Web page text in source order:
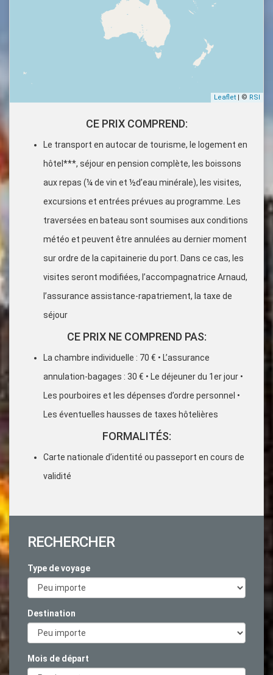
Leaflet | © RSI
CE PRIX COMPREND:
Le transport en autocar de tourisme, le logement en
hôtel***, séjour en pension complète, les boissons
aux repas (¼ de vin et ½d’eau minérale), les visites,
excursions et entrées prévues au programme. Les
traversées en bateau sont soumises aux conditions
météo et peuvent être annulées au dernier moment
sur ordre de la capitainerie du port. Dans ce cas, les
visites seront modifiées, l’accompagnatrice Arnaud,
l’assurance assistance-rapatriement, la taxe de
séjour
CE PRIX NE COMPREND PAS:
La chambre individuelle : 70 € • L’assurance
annulation-bagages : 30 € • Le déjeuner du 1er jour •
Les pourboires et les dépenses d’ordre personnel •
Les éventuelles hausses de taxes hôtelières
FORMALITÉS:
Carte nationale d’identité ou passeport en cours de
validité
RECHERCHER
Type de voyage
Destination
Mois de départ